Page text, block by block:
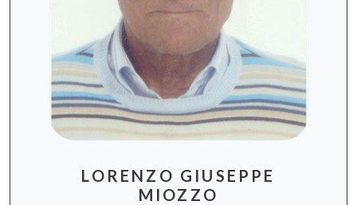
LORENZO GIUSEPPE
MIOZZO